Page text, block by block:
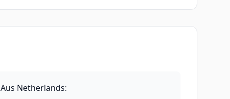
Aus Netherlands: